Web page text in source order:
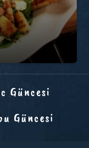
Güncesi
Güncesi